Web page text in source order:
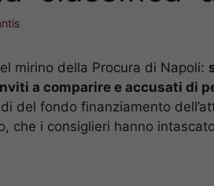
mirino della Procura di Napoli:
a comparire e accusati di
del fondo finanziamento
che i consiglieri hanno